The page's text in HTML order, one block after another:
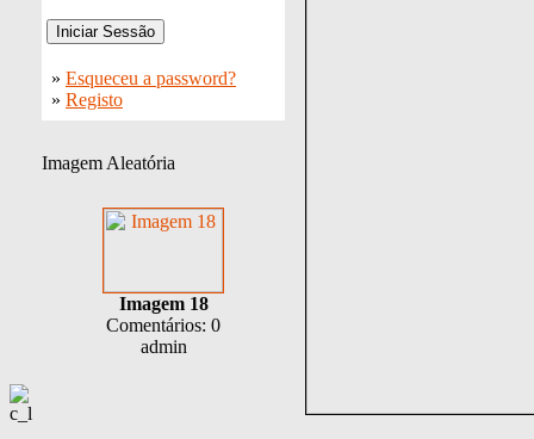
» Esqueceu a password?
» Registo
Imagem Aleatória
Imagem 18
Comentários: 0
admin